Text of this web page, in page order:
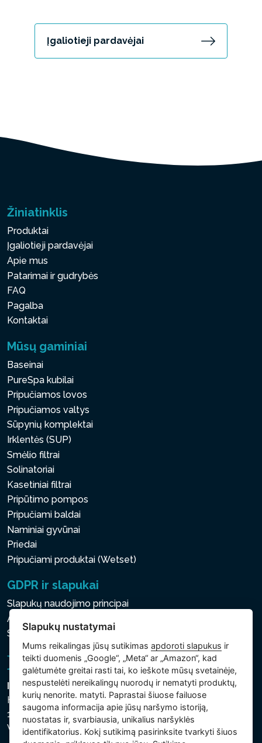
Įgaliotieji pardavėjai
Žiniatinklis
Produktai
Įgaliotieji pardavėjai
Apie mus
Patarimai ir gudrybės
FAQ
Pagalba
Kontaktai
Mūsų gaminiai
Baseinai
PureSpa kubilai
Pripučiamos lovos
Pripučiamos valtys
Sūpynių komplektai
Irklentės (SUP)
Smėlio filtrai
Solinatoriai
Kasetiniai filtrai
Pripūtimo pompos
Pripučiami baldai
Naminiai gyvūnai
Priedai
Pripučiami produktai (Wetset)
GDPR ir slapukai
Slapukų naudojimo principai
Asmens ir kitų tvarkomų duomenų apsaugos politika
Slapukų nustatymai
Intex Trading, s.r.o.
Hradecká 2526/3
130 00 Praha 3
Vinohrady - Česká republika
Slapukų nustatymai
Mums reikalingas jūsų sutikimasapdoroti slapukus ir
teikti duomenis „Google“, „Meta“ ar „Amazon“, kad
galėtumėte greitai rasti tai, ko ieškote mūsų svetainėje,
nespustelėti nereikalingų nuorodų ir nematyti produktų,
kurių nenorite. matyti. Paprastai šiuose failuose
saugoma informacija apie jūsų naršymo istoriją,
nuostatas ir, svarbiausia, unikalius naršyklės
identifikatorius. Kokį sutikimą pasirinksite tvarkyti šiuos